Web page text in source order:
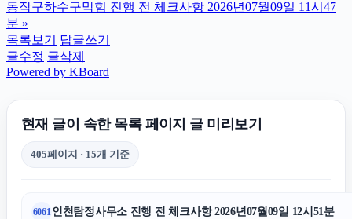
조정이혼
동작구하수구막힘 진행 전 체크사항 2026년07월09일 11시47
분 »
목록보기
답글쓰기
글수정 글삭제
Powered by KBoard
현재 글이 속한 목록 페이지 글 미리보기
405페이지 · 15개 기준
6061 인천탐정사무소 진행 전 체크사항 2026년07월09일 12시51분